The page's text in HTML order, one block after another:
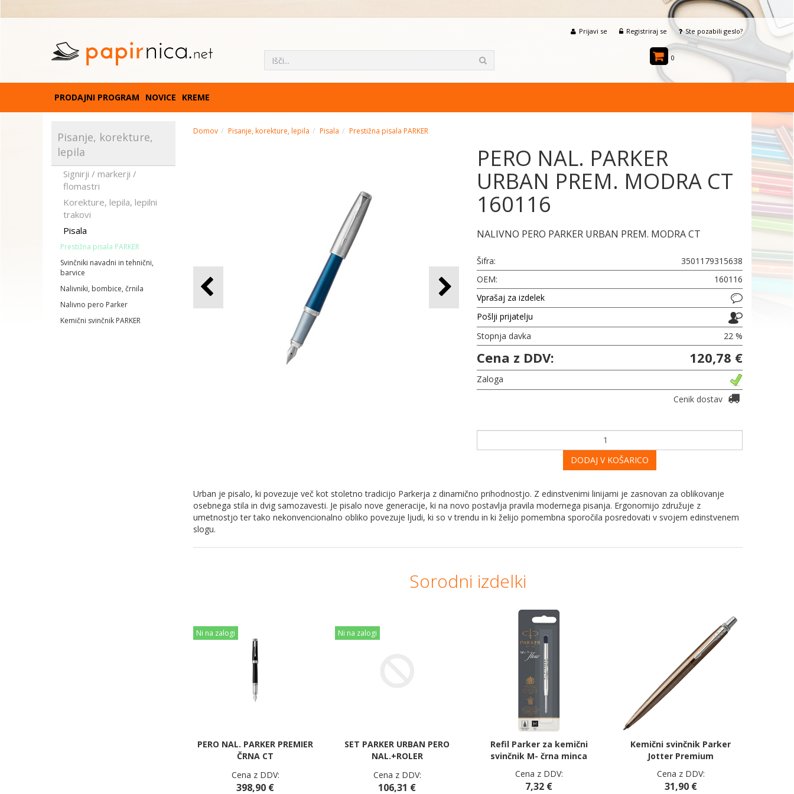
Prijavi se Registriraj se Ste pozabili geslo?
0
PRODAJNI PROGRAM NOVICE KREME
Pisanje, korekture,
lepila
Signirji / markerji /
flomastri
Korekture, lepila, lepilni
trakovi
Pisala
Prestižna pisala PARKER
Svinčniki navadni in tehnični,
barvice
Nalivniki, bombice, črnila
Nalivno pero Parker
Kemični svinčnik PARKER
Domov Pisanje, korekture, lepila Pisala Prestižna pisala PARKER
PERO NAL. PARKER
URBAN PREM. MODRA CT
160116
NALIVNO PERO PARKER URBAN PREM. MODRA CT
Šifra:
3501179315638
OEM:
160116
Vprašaj za izdelek
Pošlji prijatelju
Stopnja davka
22 %
Cena z DDV: 120,78 €
Zaloga
Cenik dostav
DODAJ V KOŠARICO
Urban je pisalo, ki povezuje več kot stoletno tradicijo Parkerja z dinamično prihodnostjo. Z edinstvenimi linijami je zasnovan za oblikovanje
osebnega stila in dvig samozavesti. Je pisalo nove generacije, ki na novo postavlja pravila modernega pisanja. Ergonomijo združuje z
umetnostjo ter tako nekonvencionalno obliko povezuje ljudi, ki so v trendu in ki želijo pomembna sporočila posredovati v svojem edinstvenem
slogu.
Sorodni izdelki
Ni na zalogi
PERO NAL. PARKER PREMIER
ČRNA CT
Cena z DDV:
398,90 €
Ni na zalogi
SET PARKER URBAN PERO
NAL.+ROLER
Cena z DDV:
106,31 €
Refil Parker za kemični
svinčnik M- črna minca
Cena z DDV:
7,32 €
Kemični svinčnik Parker
Jotter Premium
Cena z DDV:
31,90 €